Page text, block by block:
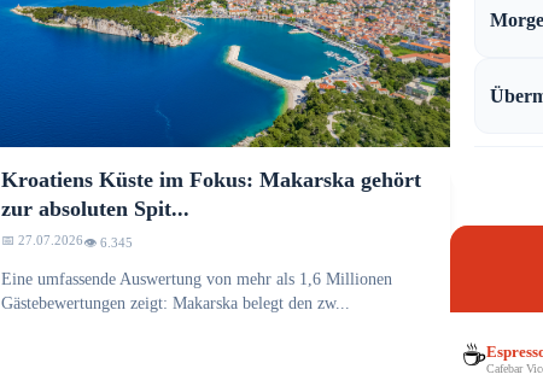
Kroatiens Küste im Fokus: Makarska gehört
zur absoluten Spit...
📅 27.07.2026👁️ 6.350
Eine umfassende Auswertung von mehr als 1,6 Millionen
Gästebewertungen zeigt: Makarska belegt den zw...
☕Cafebar